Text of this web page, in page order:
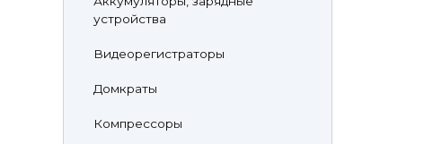
устройства
Видеорегистраторы
Домкраты
Компрессоры